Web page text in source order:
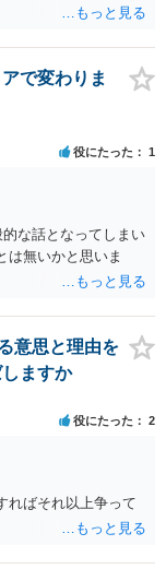
で変わりま
役にたった 1
な話となってしまい
は無いかと思いま
意思と理由を
ますか
役にたった 2
ればそれ以上争って